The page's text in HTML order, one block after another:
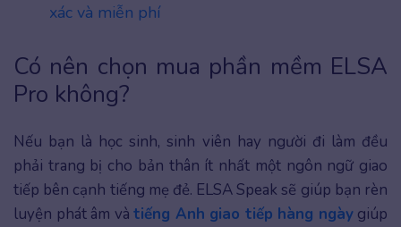
xác và miễn phí
Có nên chọn mua phần mềm ELSA
Pro không?
Nếu bạn là học sinh, sinh viên hay người đi làm đều
phải trang bị cho bản thân ít nhất một ngôn ngữ giao
tiếp bên cạnh tiếng mẹ đẻ. ELSA Speak sẽ giúp bạn rèn
luyện phát âm và tiếng Anh giao tiếp hàng ngàygiúp